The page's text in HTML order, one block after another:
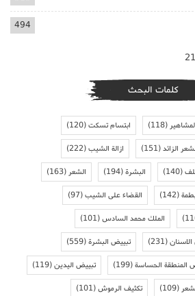
494
كلمات البحث
(118) ابتسام تسكت(120)
الزائد(151) ازالة الشيب(222)
(140) البشرة(194) الشعر(163)
(142) القضاء على الشيب(97)
الملك محمد السادس(101)
(231) تبييض البشرة(559)
المنطقة الحساسة(199) تبييض اليدين(119)
(109) تكثيف الرموش(101)